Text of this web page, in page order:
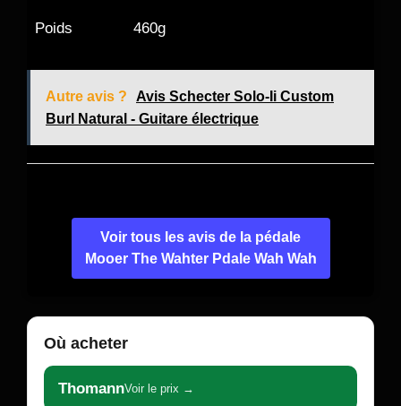
Poids 460g
Autre avis ?
Avis Schecter Solo-Ii Custom
Burl Natural - Guitare électrique
Voir tous les avis de la pédale
Mooer The Wahter Pdale Wah Wah
Où acheter
ThomannVoir le prix →